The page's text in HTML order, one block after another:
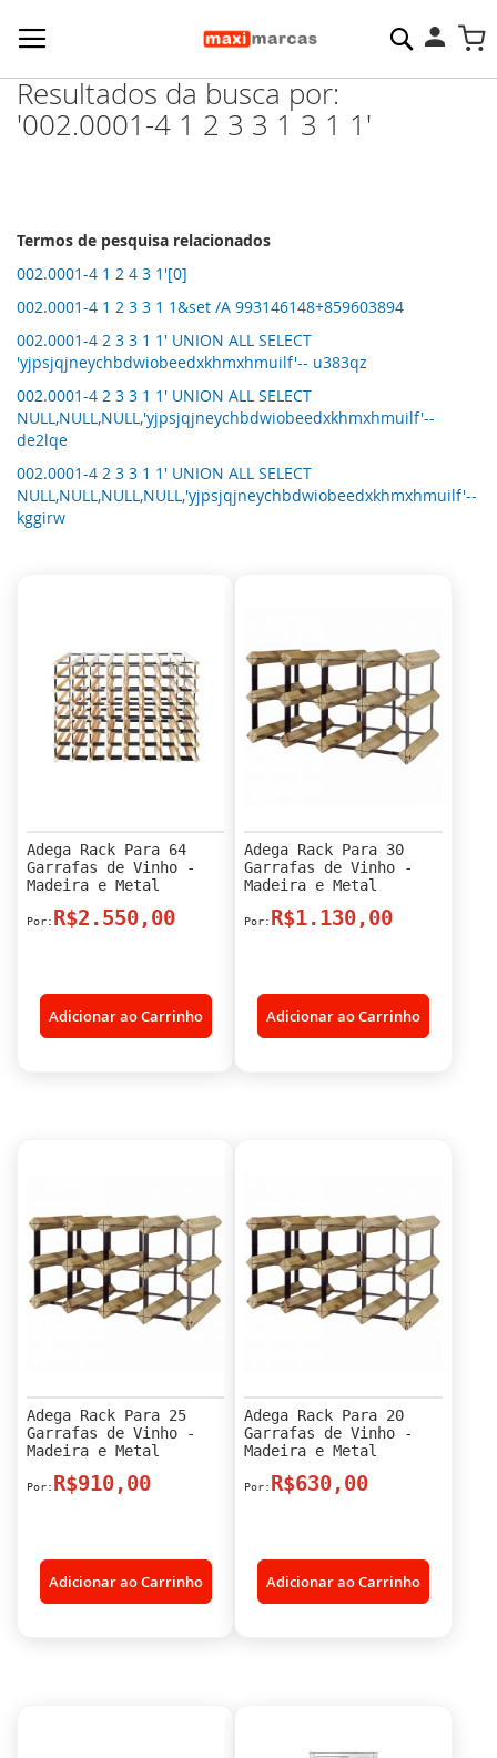
Pesquisa
Resultados da busca por:
'002.0001-4 1 2 3 3 1 3 1 1'
Termos de pesquisa relacionados
002.0001-4 1 2 4 3 1'[0]
002.0001-4 1 2 3 3 1 1&set /A 993146148+859603894
002.0001-4 2 3 3 1 1' UNION ALL SELECT
'yjpsjqjneychbdwiobeedxkhmxhmuilf'-- u383qz
002.0001-4 2 3 3 1 1' UNION ALL SELECT
NULL,NULL,NULL,'yjpsjqjneychbdwiobeedxkhmxhmuilf'--
de2lqe
002.0001-4 2 3 3 1 1' UNION ALL SELECT
NULL,NULL,NULL,NULL,'yjpsjqjneychbdwiobeedxkhmxhmuilf'--
kggirw
Adega Rack Para 64
Garrafas de Vinho -
Madeira e Metal
R$2.550,00
Adicionar ao Carrinho
Adega Rack Para 30
Garrafas de Vinho -
Madeira e Metal
R$1.130,00
Adicionar ao Carrinho
Adega Rack Para 25
Garrafas de Vinho -
Madeira e Metal
R$910,00
Adicionar ao Carrinho
Adega Rack Para 20
Garrafas de Vinho -
Madeira e Metal
R$630,00
Adicionar ao Carrinho